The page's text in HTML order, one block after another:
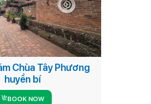
Chùa Tây Phương
huyền bí
BOOK NOW